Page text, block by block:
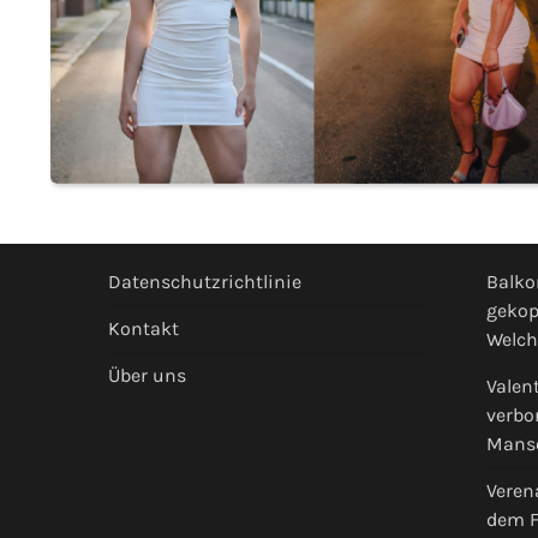
Datenschutzrichtlinie
Kontakt
Über uns
dem